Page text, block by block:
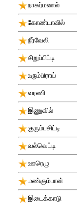
நாகர்மணல்
கோண்டாவில்
நீர்வேலி
சிறுப்பிட்டி
உரும்பிராய்
வரணி
இணுவில்
குரும்பசிட்டி
வல்வெட்டி
ஊரெழு
மண்கும்பான்
இடைக்காடு